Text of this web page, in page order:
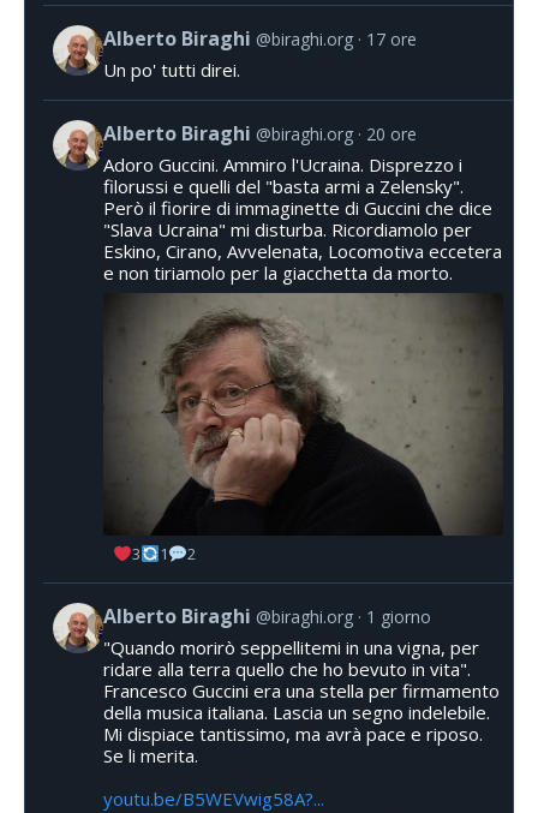
Alberto Biraghi @biraghi.org 17 ore
Un po' tutti direi.
Alberto Biraghi @biraghi.org 20 ore
Adoro Guccini. Ammiro l'Ucraina. Disprezzo i
filorussi e quelli del "basta armi a Zelensky".
Però il fiorire di immaginette di Guccini che dice
"Slava Ucraina" mi disturba. Ricordiamolo per
Eskino, Cirano, Avvelenata, Locomotiva eccetera
e non tiriamolo per la giacchetta da morto.
3 1 2
Alberto Biraghi @biraghi.org 1 giorno
"Quando morirò seppellitemi in una vigna, per
ridare alla terra quello che ho bevuto in vita".
Francesco Guccini era una stella per firmamento
della musica italiana. Lascia un segno indelebile.
Mi dispiace tantissimo, ma avrà pace e riposo.
Se li merita.
youtu.be/B5WEVwig58A?...